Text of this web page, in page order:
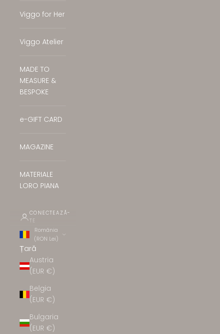
Viggo for Her
Viggo Atelier
MADE TO
MEASURE &
BESPOKE
e-GIFT CARD
MAGAZINE
MATERIALE
LORO PIANA
CONECTEAZĂ-
TE
România
(RON Lei)
Țară
Austria
(EUR €)
Belgia
(EUR €)
Bulgaria
(EUR €)